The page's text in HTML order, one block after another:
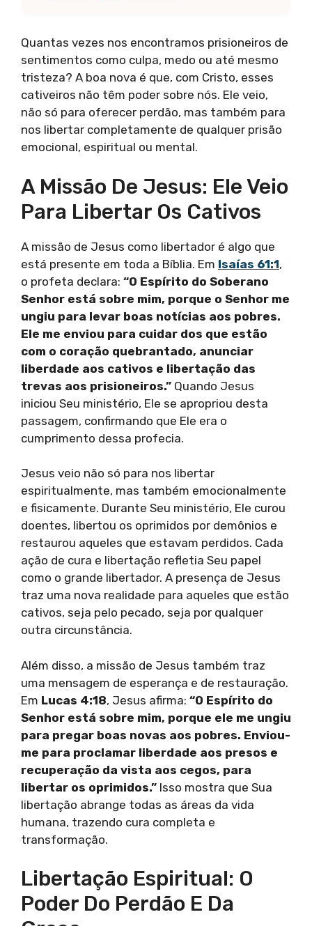
Quantas vezes nos encontramos prisioneiros de
sentimentos como culpa, medo ou até mesmo
tristeza? A boa nova é que, com Cristo, esses
cativeiros não têm poder sobre nós. Ele veio,
não só para oferecer perdão, mas também para
nos libertar completamente de qualquer prisão
emocional, espiritual ou mental.
A Missão De Jesus: Ele Veio
Para Libertar Os Cativos
A missão de Jesus como libertador é algo que
está presente em toda a Bíblia. Em Isaías 61:1,
o profeta declara: “O Espírito do Soberano
Senhor está sobre mim, porque o Senhor me
ungiu para levar boas notícias aos pobres.
Ele me enviou para cuidar dos que estão
com o coração quebrantado, anunciar
liberdade aos cativos e libertação das
trevas aos prisioneiros.” Quando Jesus
iniciou Seu ministério, Ele se apropriou desta
passagem, confirmando que Ele era o
cumprimento dessa profecia.
Jesus veio não só para nos libertar
espiritualmente, mas também emocionalmente
e fisicamente. Durante Seu ministério, Ele curou
doentes, libertou os oprimidos por demônios e
restaurou aqueles que estavam perdidos. Cada
ação de cura e libertação refletia Seu papel
como o grande libertador. A presença de Jesus
traz uma nova realidade para aqueles que estão
cativos, seja pelo pecado, seja por qualquer
outra circunstância.
Além disso, a missão de Jesus também traz
uma mensagem de esperança e de restauração.
Em Lucas 4:18, Jesus afirma: “O Espírito do
Senhor está sobre mim, porque ele me ungiu
para pregar boas novas aos pobres. Enviou-
me para proclamar liberdade aos presos e
recuperação da vista aos cegos, para
libertar os oprimidos.” Isso mostra que Sua
libertação abrange todas as áreas da vida
humana, trazendo cura completa e
transformação.
Libertação Espiritual: O
Poder Do Perdão E Da